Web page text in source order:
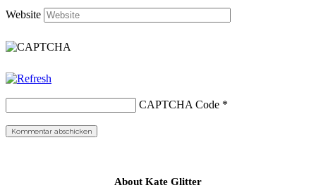
Website
CAPTCHA Code *
About Kate Glitter